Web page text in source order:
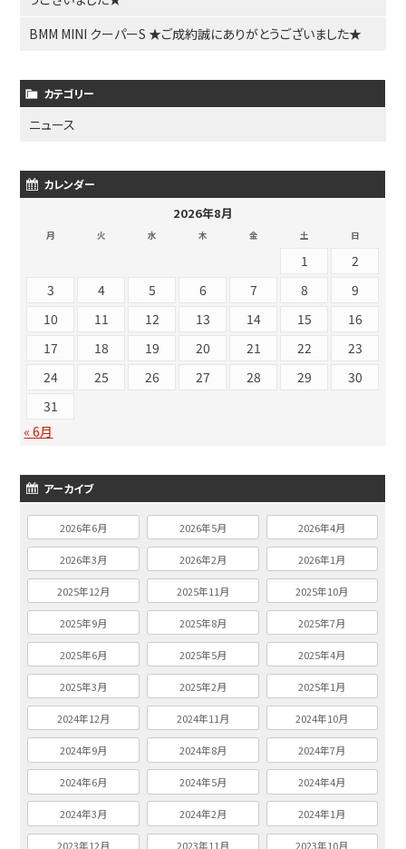
BMM MINI クーパーS ★ご成約誠にありがとうございました★
カテゴリー
ニュース
カレンダー
2026年8月
月 火 水 木 金 土 日
1
2
3
4 5 6 7 8
9
10
11 12 13 14 15
16
17
18 19 20 21 22
23
24
25 26 27 28 29
30
31
« 6月
アーカイブ
2026年6月 2026年5月 2026年4月
2026年3月 2026年2月 2026年1月
2025年12月 2025年11月 2025年10月
2025年9月 2025年8月 2025年7月
2025年6月 2025年5月 2025年4月
2025年3月 2025年2月 2025年1月
2024年12月 2024年11月 2024年10月
2024年9月 2024年8月 2024年7月
2024年6月 2024年5月 2024年4月
2024年3月 2024年2月 2024年1月
2023年12月 2023年11月 2023年10月